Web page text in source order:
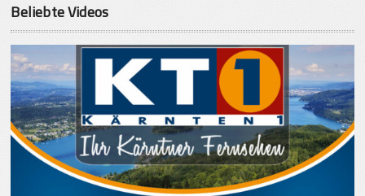
Beliebte Videos